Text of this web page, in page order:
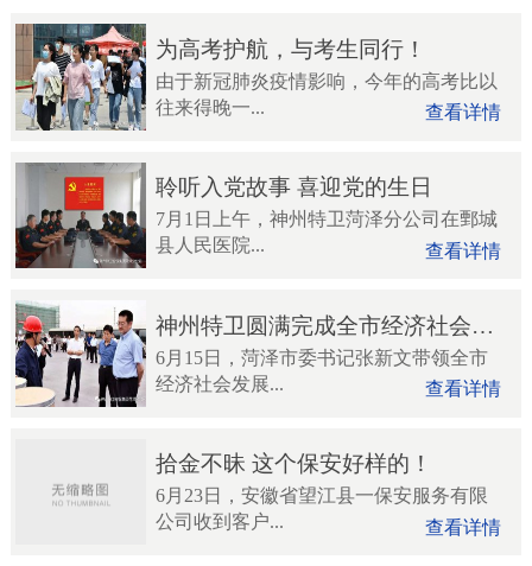
为高考护航，与考生同行！
由于新冠肺炎疫情影响，今年的高考比以
往来得晚一...
查看详情
聆听入党故事 喜迎党的生日
7月1日上午，神州特卫菏泽分公司在鄄城
县人民医院...
查看详情
神州特卫圆满完成全市经济社会发展现场观摩团在鄄观摩执...
6月15日，菏泽市委书记张新文带领全市
经济社会发展...
查看详情
拾金不昧 这个保安好样的！
6月23日，安徽省望江县一保安服务有限
公司收到客户...
查看详情